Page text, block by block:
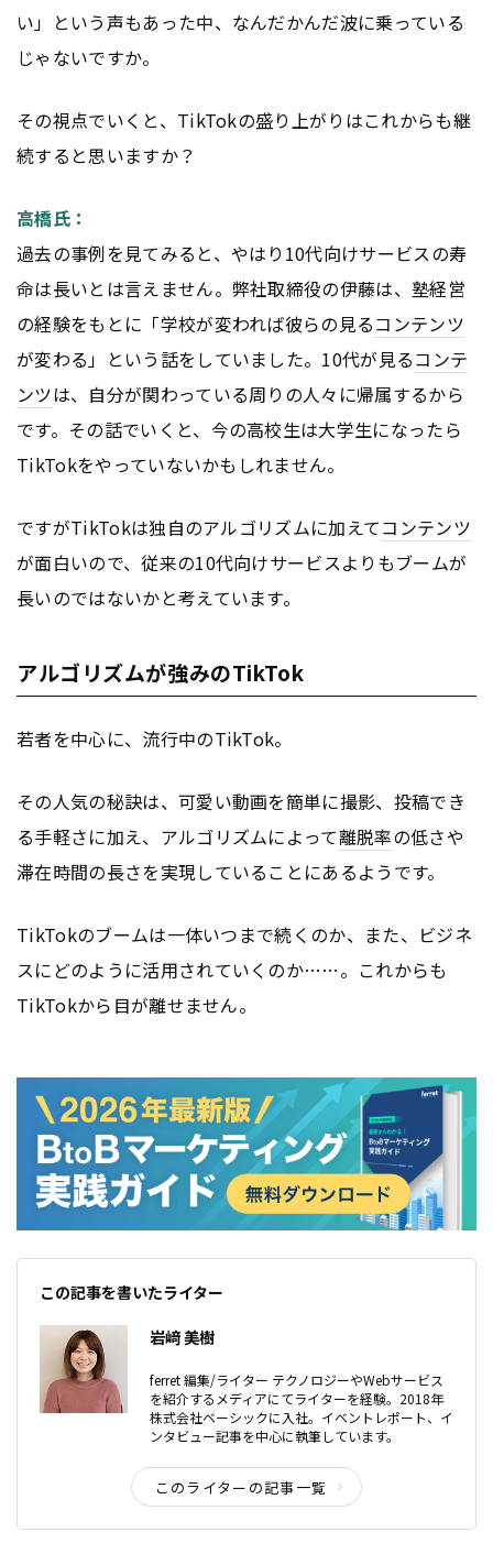
い」という声もあった中、なんだかんだ波に乗っている
じゃないですか。
その視点でいくと、TikTokの盛り上がりはこれからも継
続すると思いますか？
高橋氏：
過去の事例を見てみると、やはり10代向けサービスの寿
命は長いとは言えません。弊社取締役の伊藤は、塾経営
の経験をもとに「学校が変われば彼らの見るコンテンツ
が変わる」という話をしていました。10代が見るコンテ
ンツは、自分が関わっている周りの人々に帰属するから
です。その話でいくと、今の高校生は大学生になったら
TikTokをやっていないかもしれません。
ですがTikTokは独自のアルゴリズムに加えてコンテンツ
が面白いので、従来の10代向けサービスよりもブームが
長いのではないかと考えています。
アルゴリズムが強みのTikTok
若者を中心に、流行中のTikTok。
その人気の秘訣は、可愛い動画を簡単に撮影、投稿でき
る手軽さに加え、アルゴリズムによって離脱率の低さや
滞在時間の長さを実現していることにあるようです。
TikTokのブームは一体いつまで続くのか、また、ビジネ
スにどのように活用されていくのか……。これからも
TikTokから目が離せません。
この記事を書いたライター
岩﨑 美樹
ferret 編集/ライター テクノロジーやWebサービス
を紹介するメディアにてライターを経験。2018年
株式会社ベーシックに入社。イベントレポート、イ
ンタビュー記事を中心に執筆しています。
このライターの記事一覧